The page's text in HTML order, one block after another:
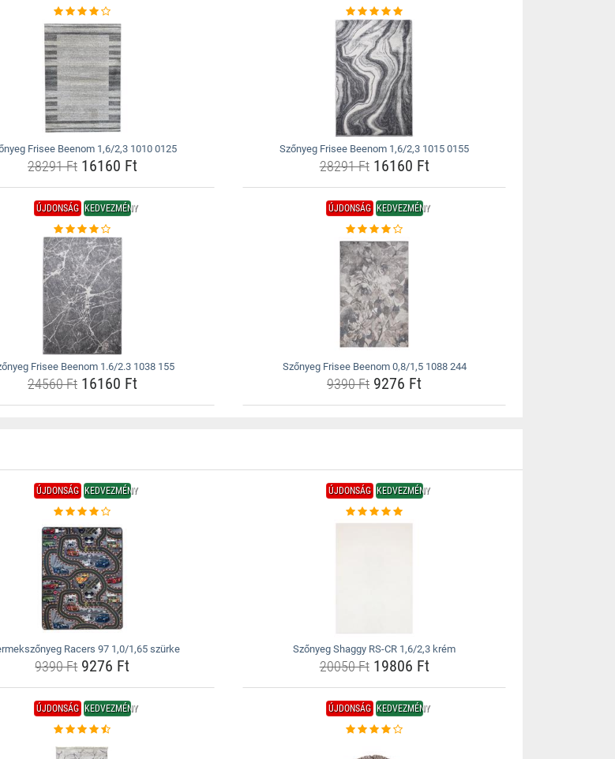
Frisee Beenom 1,6/2,3 1010 0125
28291 Ft16160 Ft
Szőnyeg Frisee Beenom 1,6/2,3 1015 0155
28291 Ft16160 Ft
ÚJDONSÁG KEDVEZMÉNY
Frisee Beenom 1.6/2.3 1038 155
24560 Ft16160 Ft
ÚJDONSÁG KEDVEZMÉNY
Szőnyeg Frisee Beenom 0,8/1,5 1088 244
9390 Ft 9276 Ft
ÚJDONSÁG KEDVEZMÉNY
Racers 97 1,0/1,65 szürke
9390 Ft9276 Ft
ÚJDONSÁG KEDVEZMÉNY
Szőnyeg Shaggy RS-CR 1,6/2,3 krém
20050 Ft19806 Ft
ÚJDONSÁG KEDVEZMÉNY ÚJDONSÁG KEDVEZMÉNY